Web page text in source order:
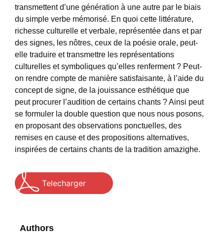
transmettent d’une génération à une autre par le biais
du simple verbe mémorisé. En quoi cette littérature,
richesse culturelle et verbale, représentée dans et par
des signes, les nôtres, ceux de la poésie orale, peut-
elle traduire et transmettre les représentations
culturelles et symboliques qu’elles renferment ? Peut-
on rendre compte de manière satisfaisante, à l’aide du
concept de signe, de la jouissance esthétique que
peut procurer l’audition de certains chants ? Ainsi peut
se formuler la double question que nous nous posons,
en proposant des observations ponctuelles, des
remises en cause et des propositions alternatives,
inspirées de certains chants de la tradition amazighe.
Telecharger
Authors